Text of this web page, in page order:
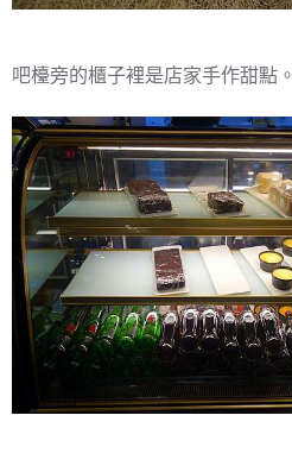
吧檯旁的櫃子裡是店家手作甜點。